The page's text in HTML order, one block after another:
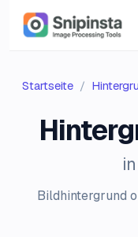
Startseite
Bildhintergrund